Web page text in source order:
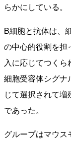
らかにしている。
B細胞と抗体は、
の中心的役割を担
入に応じてつく
細胞受容体シグナ
じて選択されて
であった。
グループはマウス